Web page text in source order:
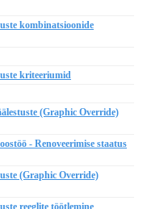
kombinatsioonide
kriteeriumid
(Graphic Override)
- Renoveerimise staatus
(Graphic Override)